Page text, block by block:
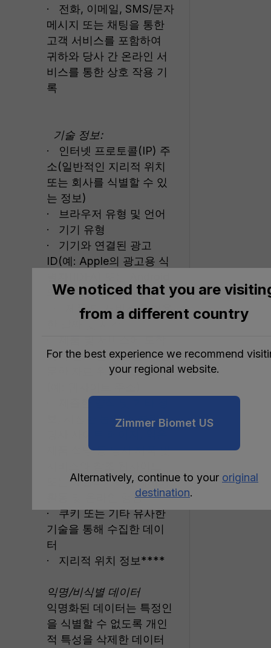
· 전화, 이메일, SMS/문자
메시지 또는 채팅을 통한
고객 서비스를 포함하여
귀하와 당사 간 온라인 서
비스를 통한 상호 작용 기
록
기술 정보:
· 인터넷 프로토콜(IP) 주
소(일반적인 지리적 위치
또는 회사를 식별할 수 있
는 정보)
· 브라우저 유형 및 언어
· 기기 유형
· 기기와 연결된 광고
ID(예: Apple의 광고용 식
의 광고 ID(AAID))
· 제품 및 서비스를 이용
하기 전 또는 사용한 후 방
문한 자료 위치 주소(URL)
· 제출한 양식 및 기타 정
보, 시청한 동영상, 클릭한
제품 설명 등 당사 제품 및
또는 애플리케이션에서의
활동 및 온라인 행동
· 쿠키 또는 기타 유사한
기술을 통해 수집한 데이
터
· 지리적 위치 정보****
익명/비식별 데이터
익명화된 데이터는 특정인
을 식별할 수 없도록 개인
적 특성을 삭제한 데이터
We noticed that you are
from a different country
For the best experience we recommend
your regional website.
Zimmer Biomet US
Alternatively, continue to your original
destination.